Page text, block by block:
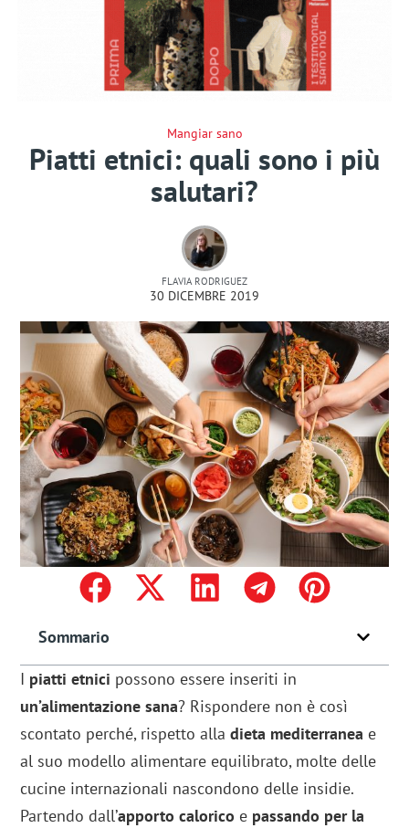
Mangiar sano
Piatti etnici: quali sono i più
salutari?
FLAVIA RODRIGUEZ
30 DICEMBRE 2019
Sommario
I piatti etnici possono essere inseriti in
un’alimentazione sana? Rispondere non è così
scontato perché, rispetto alladieta mediterranea e
al suo modello alimentare equilibrato, molte delle
cucine internazionali nascondono delle insidie.
Partendo dall’apporto calorico e passando per la